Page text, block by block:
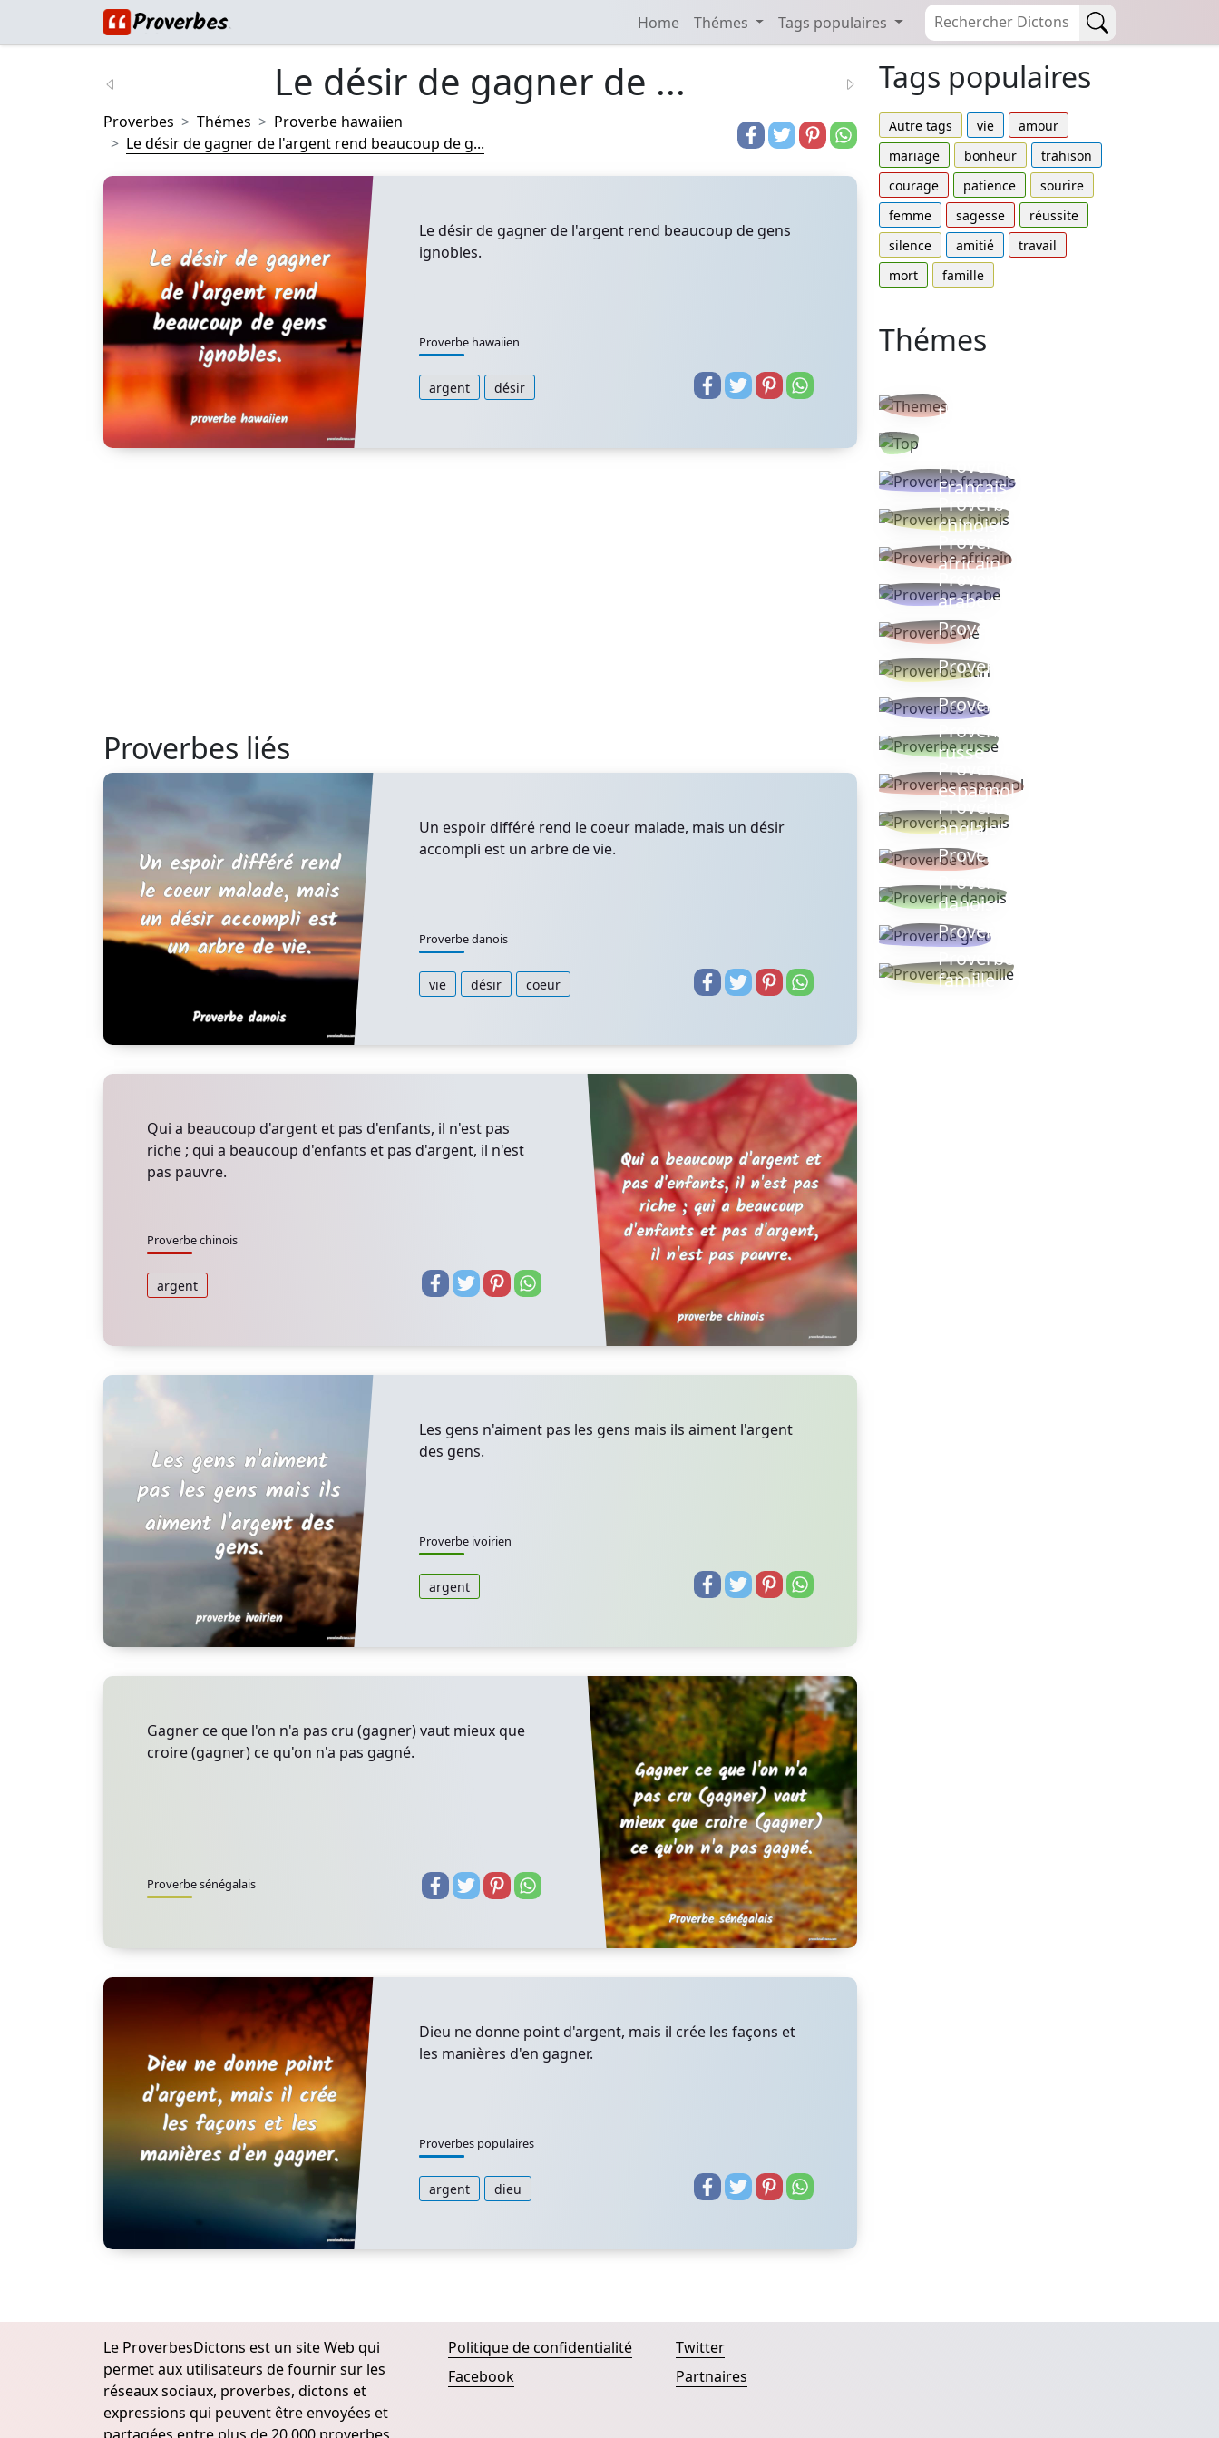
Home Thémes Tags populaires
Le désir de gagner de ...
Proverbes Thémes
Proverbe hawaiien
Le désir de gagner de l'argent rend beaucoup de g...
Le désir de gagner de l'argent rend beaucoup de gens
ignobles.
Proverbe hawaiien
argent désir
Proverbes liés
Un espoir différé rend le coeur malade, mais un désir
accompli est un arbre de vie.
Proverbe danois
vie désir coeur
Qui a beaucoup d'argent et pas d'enfants, il n'est pas
riche ; qui a beaucoup d'enfants et pas d'argent, il n'est
pas pauvre.
Proverbe chinois
argent
Les gens n'aiment pas les gens mais ils aiment l'argent
des gens.
Proverbe ivoirien
argent
Gagner ce que l'on n'a pas cru (gagner) vaut mieux que
croire (gagner) ce qu'on n'a pas gagné.
Proverbe sénégalais
Dieu ne donne point d'argent, mais il crée les façons et
les manières d'en gagner.
Proverbes populaires
argent dieu
Tags populaires
Autre tags vie
amour
mariage
bonheur
trahison
courage
patience
sourire
femme
sagesse
réussite
silence
amitié
travail
mort
famille
Thémes
thèmes
Proverbe
Français
Proverbe
chinois
Proverbe
africain
Proverbe
arabe
Proverbe vie
Proverbe latin
Proverbes ete
Proverbe
russe
Proverbe
espagnol
Proverbe
anglais
Proverbe turc
Proverbe
danois
Proverbe grec
Proverbes
famille
Le ProverbesDictons est un site Web qui
permet aux utilisateurs de fournir sur les
réseaux sociaux, proverbes, dictons et
expressions qui peuvent être envoyées et
Politique de confidentialité
Facebook
Twitter
Partnaires